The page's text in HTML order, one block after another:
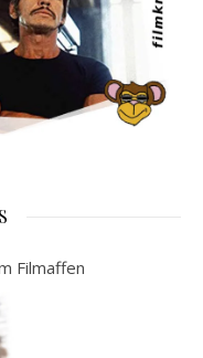
Filmaffen